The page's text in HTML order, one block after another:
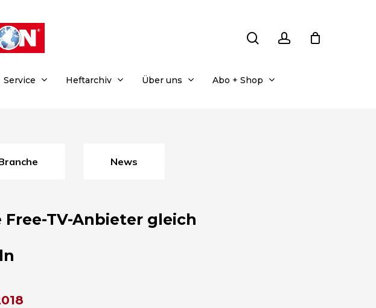
Service Heftarchiv Über uns Abo + Shop
News
TV-Anbieter gleich